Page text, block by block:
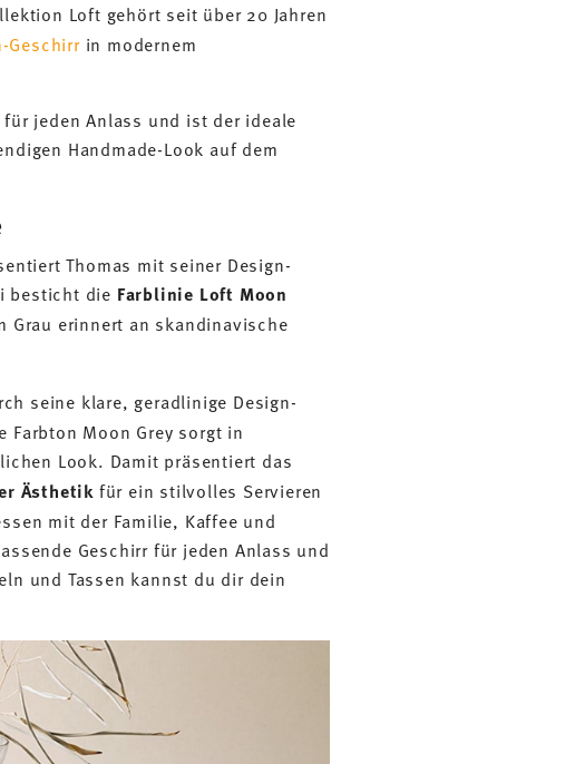
Loft gehört seit über 20 Jahren
Geschirrin modernem
jeden Anlass und ist der ideale
Handmade-Look auf dem
Thomas mit seiner Design-
besticht die Farblinie Loft Moon
Grau erinnert an skandinavische
seine klare, geradlinige Design-
Moon Grey sorgt in
Look. Damit präsentiert das
Ästhetik für ein stilvolles Servieren
mit der Familie, Kaffee und
Geschirr für jeden Anlass und
und Tassen kannst du dir dein